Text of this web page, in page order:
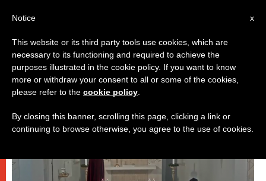
باباوات
x
Notice
This website or its third party tools use cookies, which are
necessary to its functioning and required to achieve the
purposes illustrated in the cookie policy. If you want to know
more or withdraw your consent to all or some of the cookies,
please refer to the cookie policy
By closing this banner, scrolling this page, clicking a link or
continuing to browse otherwise, you agree to the use of cookies.